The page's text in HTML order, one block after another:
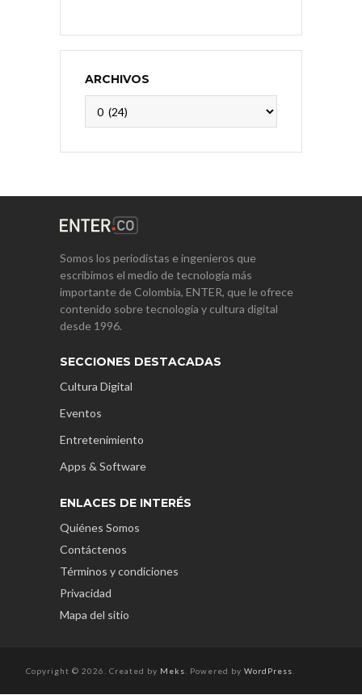
ARCHIVOS
Somos los periodistas e ingenieros que
escribimos el medio de tecnología más
importante de Colombia, ENTER, que le ofrece
contenido sobre tecnología y cultura digital
desde 1996.
SECCIONES DESTACADAS
Cultura Digital
Eventos
Entretenimiento
Apps & Software
ENLACES DE INTERÉS
Quiénes Somos
Contáctenos
Términos y condiciones
Privacidad
Mapa del sitio
Copyright © 2026. Created by Meks . Powered by WordPress